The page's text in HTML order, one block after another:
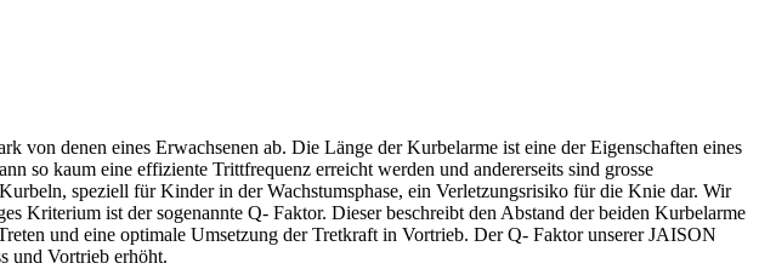
denen eines Erwachsenen ab. Die Länge der Kurbelarme ist eine der Eigenschaften eines
so kaum eine effiziente Trittfrequenz erreicht werden und andererseits sind grosse
speziell für Kinder in der Wachstumsphase, ein Verletzungsrisiko für die Knie dar. Wir
Kriterium ist der sogenannte Q- Faktor. Dieser beschreibt den Abstand der beiden Kurbelarme
und eine optimale Umsetzung der Tretkraft in Vortrieb. Der Q- Faktor unserer JAISON
und Vortrieb erhöht.